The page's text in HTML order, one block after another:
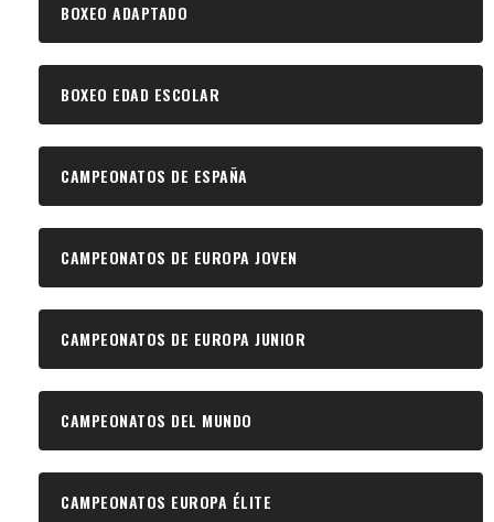
BOXEO ADAPTADO
BOXEO EDAD ESCOLAR
CAMPEONATOS DE ESPAÑA
CAMPEONATOS DE EUROPA JOVEN
CAMPEONATOS DE EUROPA JUNIOR
CAMPEONATOS DEL MUNDO
CAMPEONATOS EUROPA ÉLITE